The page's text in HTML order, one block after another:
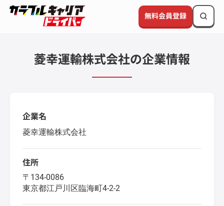
無料会員登録
菱幸運輸株式会社の企業情報
企業名
菱幸運輸株式会社
住所
〒134-0086
東京都江戸川区臨海町4-2-2